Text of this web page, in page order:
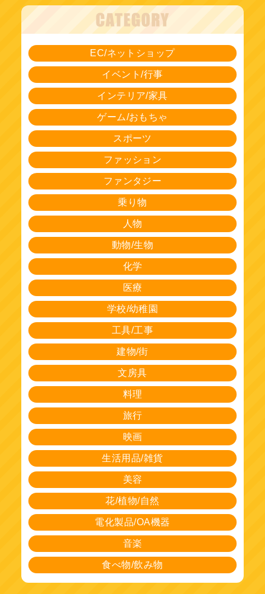
EC/ネットショップ
イベント/行事
インテリア/家具
ゲーム/おもちゃ
スポーツ
ファッション
ファンタジー
乗り物
人物
動物/生物
化学
医療
学校/幼稚園
工具/工事
建物/街
文房具
料理
旅行
映画
生活用品/雑貨
美容
花/植物/自然
電化製品/OA機器
音楽
食べ物/飲み物